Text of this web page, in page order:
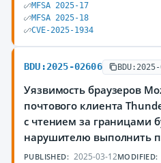
MFSA 2025-17
MFSA 2025-18
CVE-2025-1934
BDU:2025-02606
Уязвимость браузеров
почтового клиента
с чтением за границами
нарушителю выполнить
PUBLISHED: 2025-03-12MODIFIED: